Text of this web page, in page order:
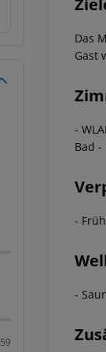
Das
Gast
-
Bad
-
-